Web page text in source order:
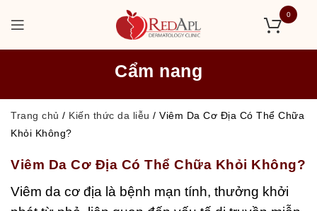
0
Cẩm nang
Trang chủ / Kiến thức da liễu / Viêm Da Cơ Địa Có Thể Chữa
Khỏi Không?
Viêm Da Cơ Địa Có Thể Chữa Khỏi Không?
Viêm da cơ địa là bệnh mạn tính, thưởng khởi